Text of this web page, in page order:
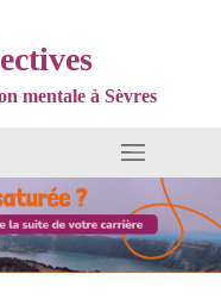
mentale à Sèvres